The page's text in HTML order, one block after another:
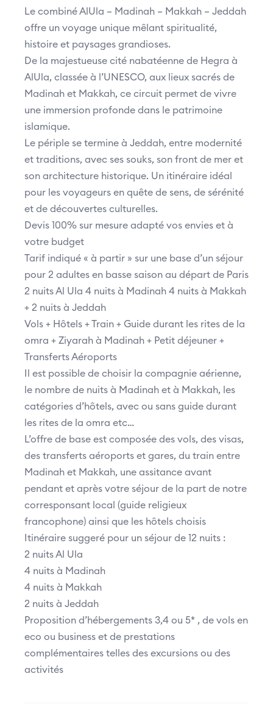
Le combiné AlUla – Madinah – Makkah – Jeddah
offre un voyage unique mêlant spiritualité,
histoire et paysages grandioses.
De la majestueuse cité nabatéenne de Hegra à
AlUla, classée à l’UNESCO, aux lieux sacrés de
Madinah et Makkah, ce circuit permet de vivre
une immersion profonde dans le patrimoine
islamique.
Le périple se termine à Jeddah, entre modernité
et traditions, avec ses souks, son front de mer et
son architecture historique. Un itinéraire idéal
pour les voyageurs en quête de sens, de sérénité
et de découvertes culturelles.
Devis 100% sur mesure adapté vos envies et à
votre budget
Tarif indiqué « à partir » sur une base d’un séjour
pour 2 adultes en basse saison au départ de Paris
2 nuits Al Ula 4 nuits à Madinah 4 nuits à Makkah
+ 2 nuits à Jeddah
Vols + Hôtels + Train + Guide durant les rites de la
omra + Ziyarah à Madinah + Petit déjeuner +
Transferts Aéroports
Il est possible de choisir la compagnie aérienne,
le nombre de nuits à Madinah et à Makkah, les
catégories d’hôtels, avec ou sans guide durant
les rites de la omra etc…
L’offre de base est composée des vols, des visas,
des transferts aéroports et gares, du train entre
Madinah et Makkah, une assitance avant
pendant et après votre séjour de la part de notre
corresponsant local (guide religieux
francophone) ainsi que les hôtels choisis
Itinéraire suggeré pour un séjour de 12 nuits :
2 nuits Al Ula
4 nuits à Madinah
4 nuits à Makkah
2 nuits à Jeddah
Proposition d’hébergements 3,4 ou 5* , de vols en
eco ou business et de prestations
complémentaires telles des excursions ou des
activités